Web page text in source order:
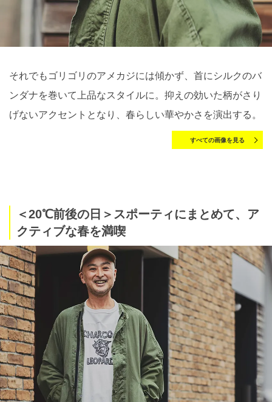
それでもゴリゴリのアメカジには傾かず、首にシルクのバ
ンダナを巻いて上品なスタイルに。抑えの効いた柄がさり
げないアクセントとなり、春らしい華やかさを演出する。
すべての画像を見る
＜20℃前後の日＞スポーティにまとめて、ア
クティブな春を満喫